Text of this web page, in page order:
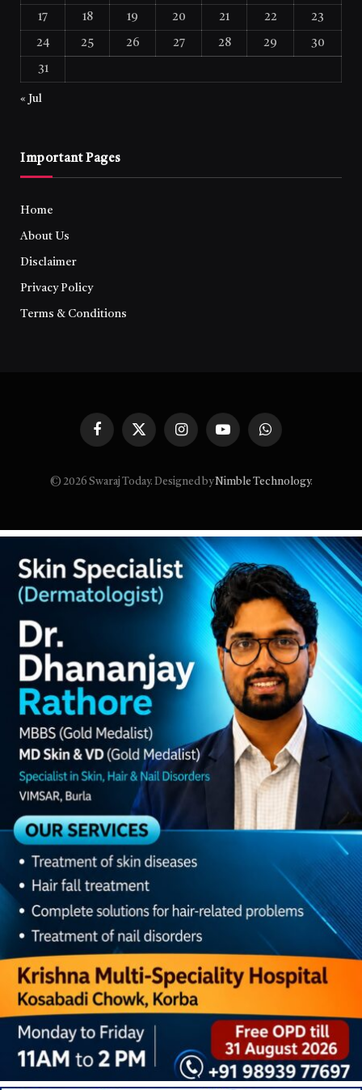
17 18 19 20 21 22 23
24 25 26 27 28 29 30
31
« Jul
Important Pages
Home
About Us
Disclaimer
Privacy Policy
Terms & Conditions
FacebookX
InstagramYouTubeWhatsApp
© 2026 Swaraj Today. Designed byNimble Technology.